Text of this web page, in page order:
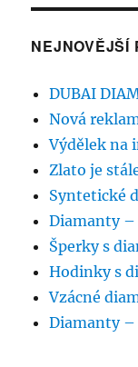
NEJNOVĚJŠÍ
DUBAI
Nová
Výdělek na
Zlato je
Syntetické
Diamanty –
Šperky s
Hodinky s
Vzácné
Diamanty –